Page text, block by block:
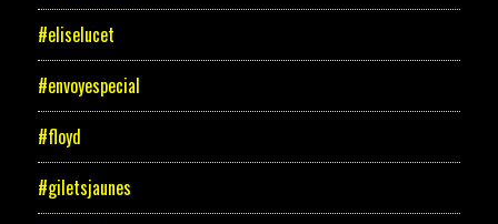
#eliselucet
#envoyespecial
#floyd
#giletsjaunes